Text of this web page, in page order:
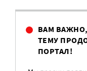
ВАМ
ТЕМУ
ПОРТАЛ!